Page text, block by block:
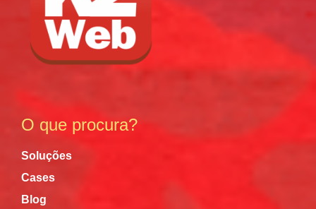
O que procura?
Soluções
Cases
Blog